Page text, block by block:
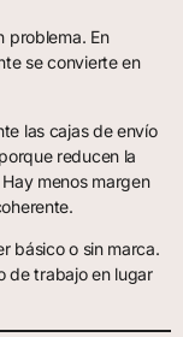
problema. En
se convierte en
las cajas de envío
reducen la
menos margen
básico o sin marca.
de trabajo en lugar